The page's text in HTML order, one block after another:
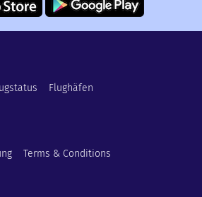
Flughäfen
Terms & Conditions